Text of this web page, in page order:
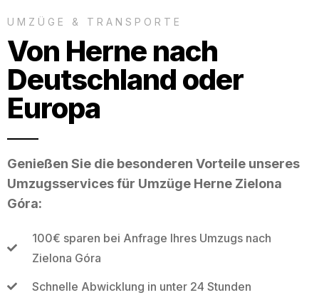
UMZÜGE & TRANSPORTE
Von Herne nach
Deutschland oder
Europa
Genießen Sie die besonderen Vorteile unseres
Umzugsservices für Umzüge Herne Zielona
Góra:
100€ sparen bei Anfrage Ihres Umzugs nach
Zielona Góra
Schnelle Abwicklung in unter 24 Stunden